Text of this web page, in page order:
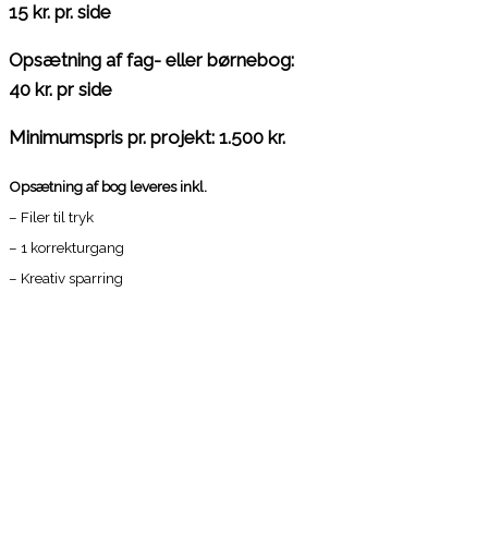
15 kr. pr. side
Opsætning af fag- eller børnebog:
40 kr. pr side
Minimumspris pr. projekt: 1.500 kr.
Opsætning af bog leveres inkl.
– Filer til tryk
– 1 korrekturgang
– Kreativ sparring